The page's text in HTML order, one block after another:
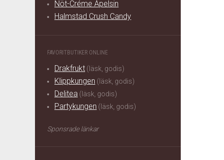
Nöt-Créme Apelsin
Halmstad Crush Candy
FAVORITBUTIKER ONLINE
Drakfrukt (läsk, godis)
Klippkungen (läsk, godis)
Delitea (läsk, godis)
Partykungen (läsk, godis)
Sponsrade länkar